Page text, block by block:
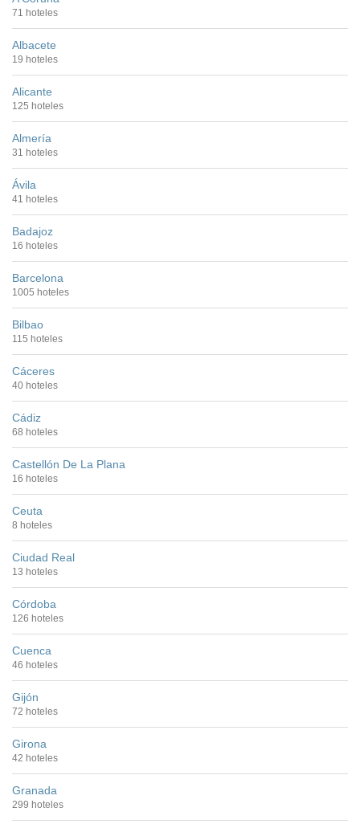
71 hoteles
Albacete
19 hoteles
Alicante
125 hoteles
Almería
31 hoteles
Ávila
41 hoteles
Badajoz
16 hoteles
Barcelona
1005 hoteles
Bilbao
115 hoteles
Cáceres
40 hoteles
Cádiz
68 hoteles
Castellón De La Plana
16 hoteles
Ceuta
8 hoteles
Ciudad Real
13 hoteles
Córdoba
126 hoteles
Cuenca
46 hoteles
Gijón
72 hoteles
Girona
42 hoteles
Granada
299 hoteles